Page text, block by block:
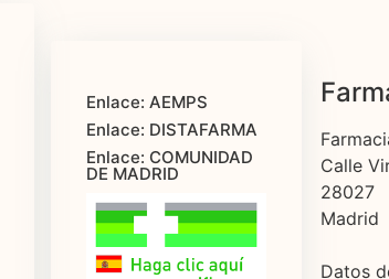
Enlace: AEMPS
Enlace: DISTAFARMA
Enlace: COMUNIDAD
DE MADRID
Calle
28027
Madrid
Datos